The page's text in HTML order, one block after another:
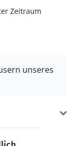
Zeitraum
unseres